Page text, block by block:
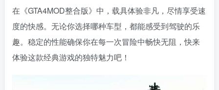
在《GTA4MOD整合版》中，载具体验非凡，尽情享受速
度的快感。无论你选择哪种车型，都能感受到驾驶的乐
趣。稳定的性能确保你在每一次冒险中畅快无阻，快来
体验这款经典游戏的独特魅力吧！